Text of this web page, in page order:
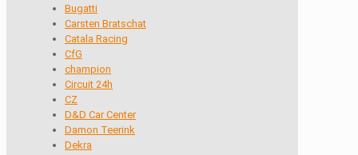
Bugatti
Carsten Bratschat
Catala Racing
CfG
champion
Circuit 24h
CZ
D&D Car Center
Damon Teerink
Dekra